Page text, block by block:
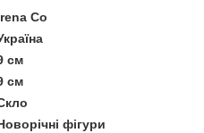
Co
см
см
фігури